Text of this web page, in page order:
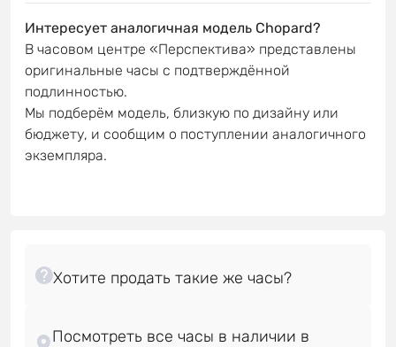
Интересует аналогичная модель Chopard?
В часовом центре «Перспектива» представлены
оригинальные часы с подтверждённой
подлинностью.
Мы подберём модель, близкую по дизайну или
бюджету, и сообщим о поступлении аналогичного
экземпляра.
Посмотреть все часы в наличии в